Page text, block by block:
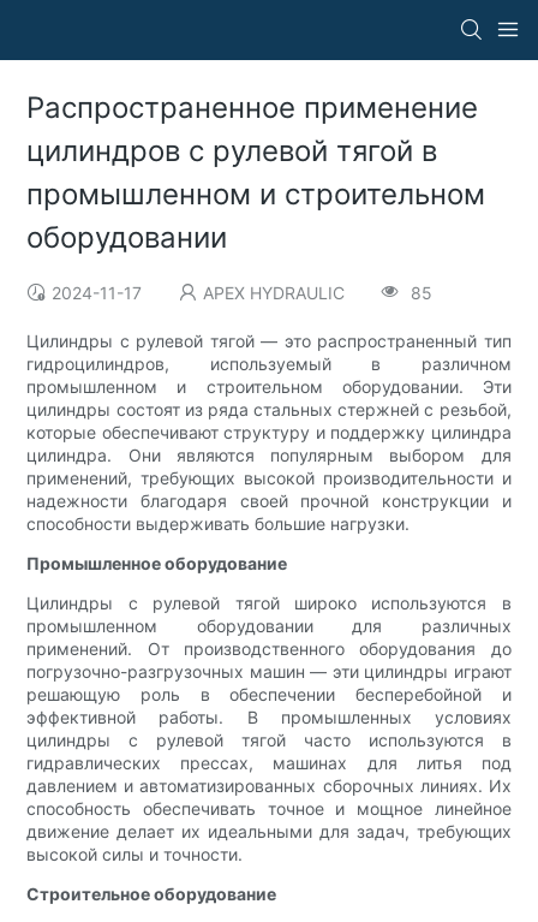
Распространенное применение
цилиндров с рулевой тягой в
промышленном и строительном
оборудовании
2024-11-17 APEX HYDRAULIC 85
Цилиндры с рулевой тягой — это распространенный тип
гидроцилиндров, используемый в различном
промышленном и строительном оборудовании. Эти
цилиндры состоят из ряда стальных стержней с резьбой,
которые обеспечивают структуру и поддержку цилиндра
цилиндра. Они являются популярным выбором для
применений, требующих высокой производительности и
надежности благодаря своей прочной конструкции и
способности выдерживать большие нагрузки.
Промышленное оборудование
Цилиндры с рулевой тягой широко используются в
промышленном оборудовании для различных
применений. От производственного оборудования до
погрузочно-разгрузочных машин — эти цилиндры играют
решающую роль в обеспечении бесперебойной и
эффективной работы. В промышленных условиях
цилиндры с рулевой тягой часто используются в
гидравлических прессах, машинах для литья под
давлением и автоматизированных сборочных линиях. Их
способность обеспечивать точное и мощное линейное
движение делает их идеальными для задач, требующих
высокой силы и точности.
Строительное оборудование